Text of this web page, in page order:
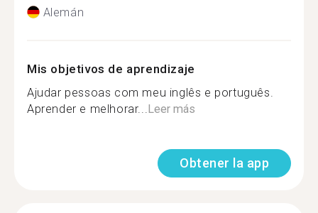
Alemán
Mis objetivos de aprendizaje
Ajudar pessoas com meu inglês e português.
Aprender e melhorar... Leer más
Obtener la app